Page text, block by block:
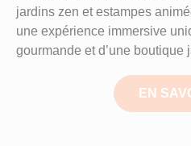
jardins zen et estampes
une expérience immersive
gourmande et d’une boutique
EN